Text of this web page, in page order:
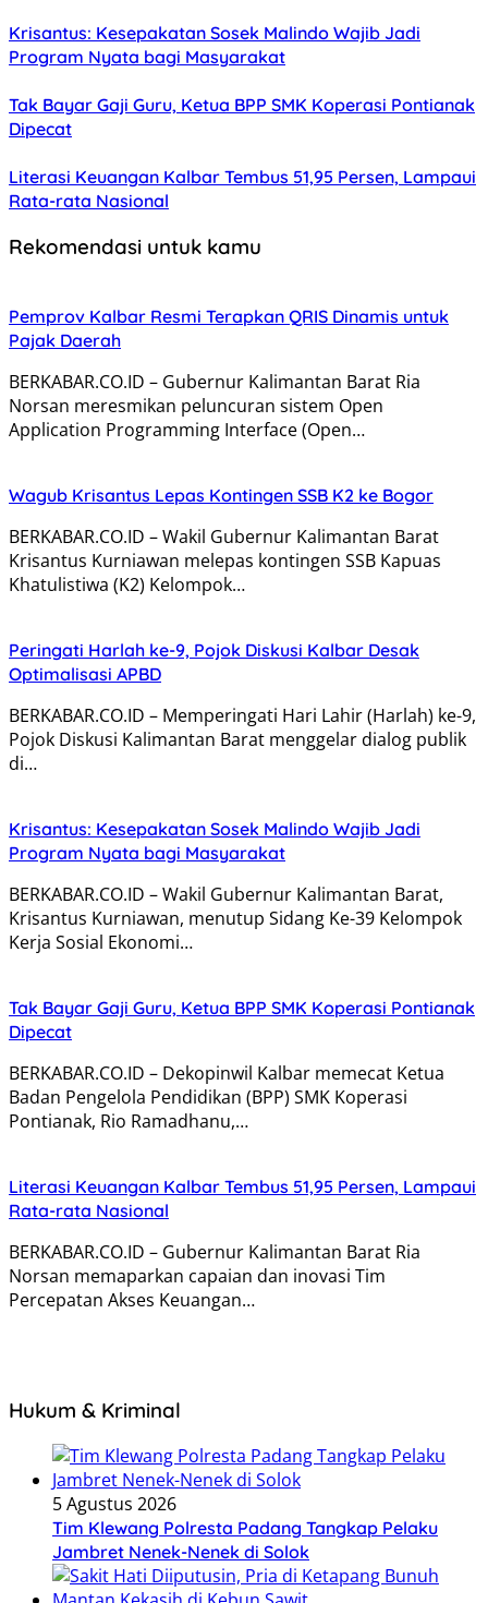
Krisantus: Kesepakatan Sosek Malindo Wajib Jadi
Program Nyata bagi Masyarakat
Tak Bayar Gaji Guru, Ketua BPP SMK Koperasi Pontianak
Dipecat
Literasi Keuangan Kalbar Tembus 51,95 Persen, Lampaui
Rata-rata Nasional
Rekomendasi untuk kamu
Pemprov Kalbar Resmi Terapkan QRIS Dinamis untuk
Pajak Daerah
BERKABAR.CO.ID – Gubernur Kalimantan Barat Ria
Norsan meresmikan peluncuran sistem Open
Application Programming Interface (Open…
Wagub Krisantus Lepas Kontingen SSB K2 ke Bogor
BERKABAR.CO.ID – Wakil Gubernur Kalimantan Barat
Krisantus Kurniawan melepas kontingen SSB Kapuas
Khatulistiwa (K2) Kelompok…
Peringati Harlah ke-9, Pojok Diskusi Kalbar Desak
Optimalisasi APBD
BERKABAR.CO.ID – Memperingati Hari Lahir (Harlah) ke-9,
Pojok Diskusi Kalimantan Barat menggelar dialog publik
di…
Krisantus: Kesepakatan Sosek Malindo Wajib Jadi
Program Nyata bagi Masyarakat
BERKABAR.CO.ID – Wakil Gubernur Kalimantan Barat,
Krisantus Kurniawan, menutup Sidang Ke-39 Kelompok
Kerja Sosial Ekonomi…
Tak Bayar Gaji Guru, Ketua BPP SMK Koperasi Pontianak
Dipecat
BERKABAR.CO.ID – Dekopinwil Kalbar memecat Ketua
Badan Pengelola Pendidikan (BPP) SMK Koperasi
Pontianak, Rio Ramadhanu,…
Literasi Keuangan Kalbar Tembus 51,95 Persen, Lampaui
Rata-rata Nasional
BERKABAR.CO.ID – Gubernur Kalimantan Barat Ria
Norsan memaparkan capaian dan inovasi Tim
Percepatan Akses Keuangan…
Hukum & Kriminal
5 Agustus 2026
Tim Klewang Polresta Padang Tangkap Pelaku
Jambret Nenek-Nenek di Solok